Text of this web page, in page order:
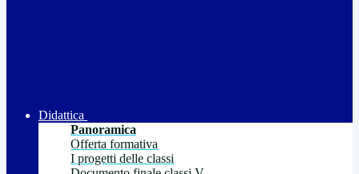
Didattica
Panoramica
Offerta formativa
I progetti delle classi